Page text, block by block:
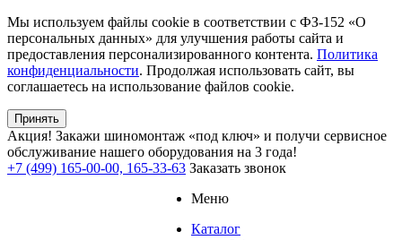
Мы используем файлы cookie в соответствии с ФЗ-152 «О
персональных данных» для улучшения работы сайта и
предоставления персонализированного контента. Политика
конфиденциальности. Продолжая использовать сайт, вы
соглашаетесь на использование файлов cookie.
Принять
Акция! Закажи шиномонтаж «под ключ» и получи сервисное
обслуживание нашего оборудования на 3 года!
+7 (499) 165-00-00, 165-33-63 Заказать звонок
Меню
Каталог